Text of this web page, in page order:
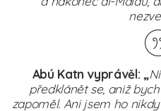
Abú Katn vyprávěl: „
předklánět se, aniž
zapoměl. Ani jsem ho